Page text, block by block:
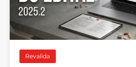
Revalida